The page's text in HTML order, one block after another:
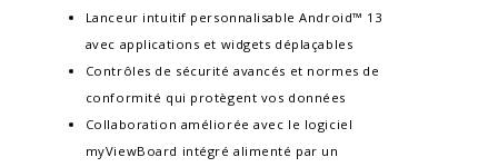
Lanceur intuitif personnalisable Android™ 13
avec applications et widgets déplaçables
Contrôles de sécurité avancés et normes de
conformité qui protègent vos données
Collaboration améliorée avec le logiciel
myViewBoard intégré alimenté par un